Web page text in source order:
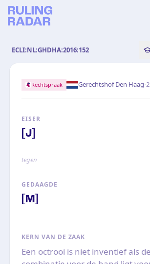
ECLI:NL:GHDHA:2016:152
Rechtspraak Gerechtshof Den Haag·
EISER
[J]
tegen
GEDAAGDE
[M]
KERN VAN DE ZAAK
Een octrooi is niet inventief als